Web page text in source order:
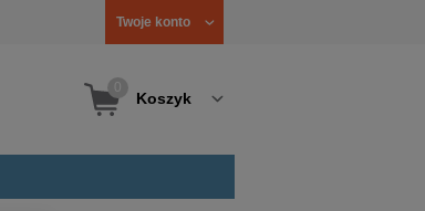
Twoje konto
Koszyk